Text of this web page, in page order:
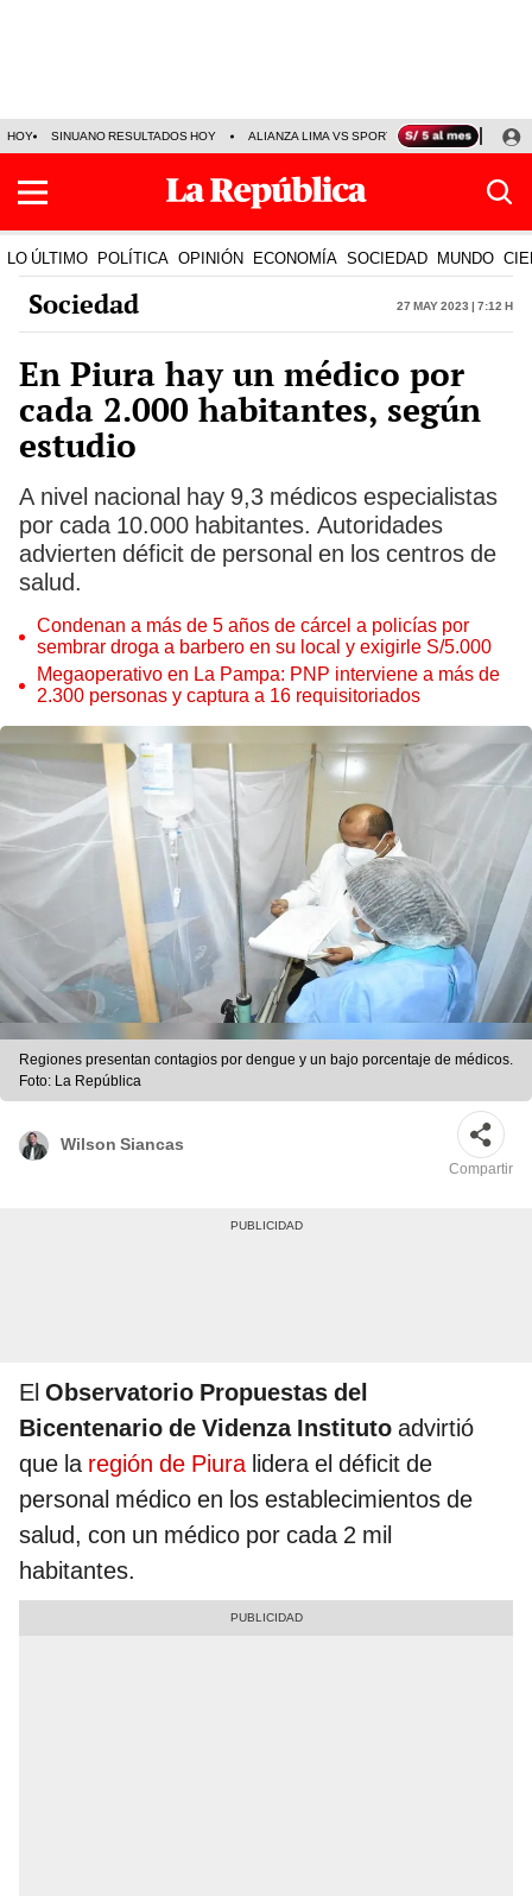
HOY SINUANO RESULTADOS HOY ALIANZA LIMA VS SPORT BOYS JORGE
LO ÚLTIMO POLÍTICA OPINIÓN ECONOMÍA SOCIEDAD MUNDO
Sociedad 27 May 2023 | 7:12 h
En Piura hay un médico por
cada 2.000 habitantes, según
estudio
A nivel nacional hay 9,3 médicos especialistas
por cada 10.000 habitantes. Autoridades
advierten déficit de personal en los centros de
salud.
Condenan a más de 5 años de cárcel a policías por
sembrar droga a barbero en su local y exigirle S/5.000
Megaoperativo en La Pampa: PNP interviene a más de
2.300 personas y captura a 16 requisitoriados
Regiones presentan contagios por dengue y un bajo porcentaje de médicos.
Foto: La República
Wilson Siancas
Compartir
El Observatorio Propuestas del
Bicentenario de Videnza Instituto advirtió
que la región de Piuralidera el déficit de
personal médico en los establecimientos de
salud, con un médico por cada 2 mil
habitantes.